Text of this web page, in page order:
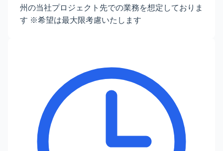
州の当社プロジェクト先での業務を想定しておりま
す ※希望は最大限考慮いたします